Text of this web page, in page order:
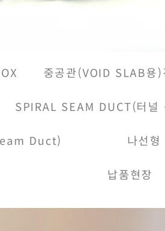
중공관(VOID SLAB용)
SPIRAL SEAM DUCT(터널
Duct) 나선형
납품현장